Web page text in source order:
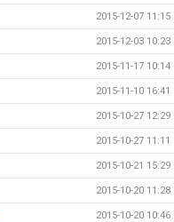
2015-12-07 11:15
2015-12-03 10:23
2015-11-17 10:14
2015-11-10 16:41
2015-10-27 12:29
2015-10-27 11:11
2015-10-21 15:29
2015-10-20 11:28
2015-10-20 10:46